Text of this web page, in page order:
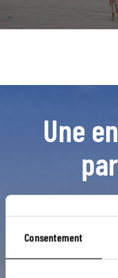
Consentement
Une
Anse de Kriz
Jelsa